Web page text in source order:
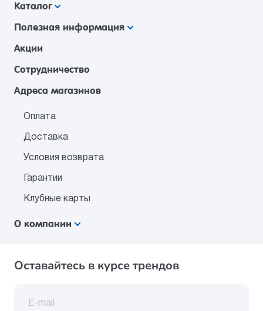
Каталог
Акции
Сотрудничество
Адреса магазинов
Полезная информация
Оплата
Доставка
Условия возврата
Гарантии
Клубные карты
О компании
Оставайтесь в курсе трендов